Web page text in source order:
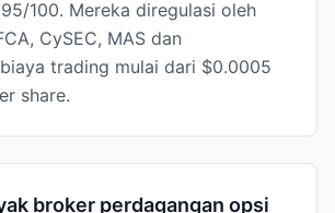
100. Mereka diregulasi oleh
CySEC, MAS dan
trading mulai dari $0.0005
share.
broker perdagangan opsi